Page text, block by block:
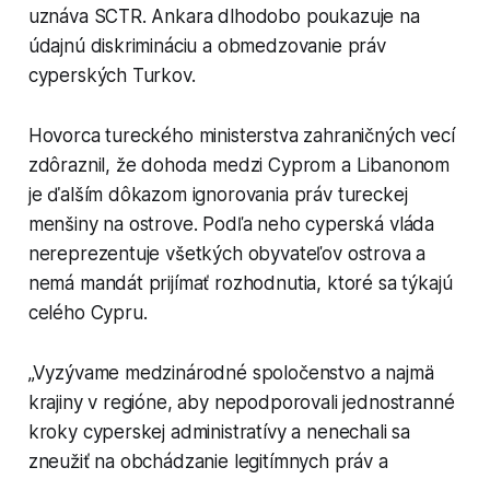
uznáva SCTR. Ankara dlhodobo poukazuje na
údajnú diskrimináciu a obmedzovanie práv
cyperských Turkov.
Hovorca tureckého ministerstva zahraničných vecí
zdôraznil, že dohoda medzi Cyprom a Libanonom
je ďalším dôkazom ignorovania práv tureckej
menšiny na ostrove. Podľa neho cyperská vláda
nereprezentuje všetkých obyvateľov ostrova a
nemá mandát prijímať rozhodnutia, ktoré sa týkajú
celého Cypru.
„Vyzývame medzinárodné spoločenstvo a najmä
krajiny v regióne, aby nepodporovali jednostranné
kroky cyperskej administratívy a nenechali sa
zneužiť na obchádzanie legitímnych práv a